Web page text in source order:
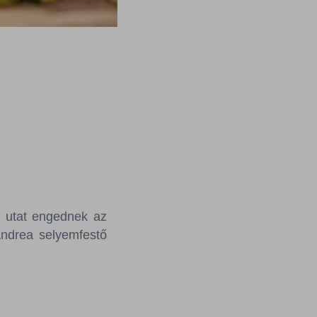
engednek az
selyemfestő